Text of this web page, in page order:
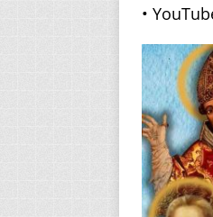
•